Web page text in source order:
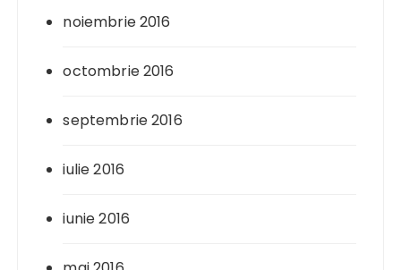
noiembrie 2016
octombrie 2016
septembrie 2016
iulie 2016
iunie 2016